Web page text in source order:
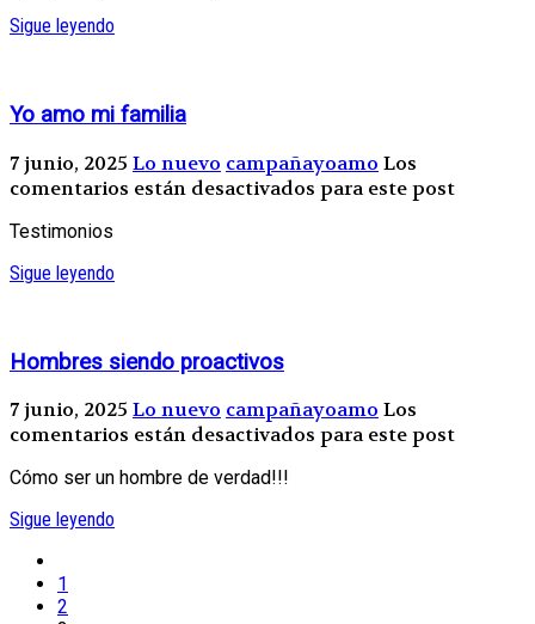
Sigue leyendo
Yo amo mi familia
7 junio, 2025 Lo nuevo campañayoamo Los
comentarios están desactivados para este post
Testimonios
Sigue leyendo
Hombres siendo proactivos
7 junio, 2025 Lo nuevo campañayoamo Los
comentarios están desactivados para este post
Cómo ser un hombre de verdad!!!
Sigue leyendo
1
2